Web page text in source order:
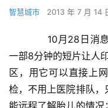
智慧城市 2013 年 7 月 14
10月28日消息
一部8分钟的短片让人
区，用它可以直接上
检，不用上医院排队